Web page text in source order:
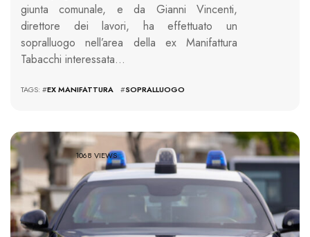
giunta comunale, e da Gianni Vincenti,
direttore dei lavori, ha effettuato un
sopralluogo nell’area della ex Manifattura
Tabacchi interessata…
TAGS: #EX MANIFATTURA #SOPRALLUOGO
1068 VIEWS